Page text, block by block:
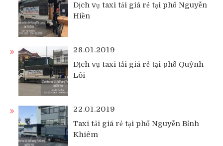
Dịch vụ taxi tải giá rẻ tại phố Nguyễn
Hiền
28.01.2019
Dịch vụ taxi tải giá rẻ tại phố Quỳnh
Lôi
22.01.2019
Taxi tải giá rẻ tại phố Nguyễn Bỉnh
Khiêm